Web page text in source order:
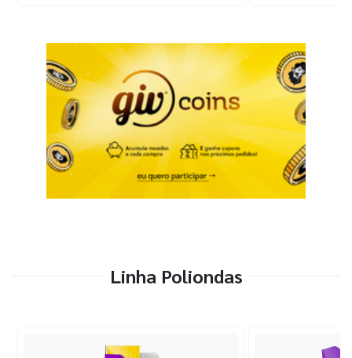
Linha Poliondas